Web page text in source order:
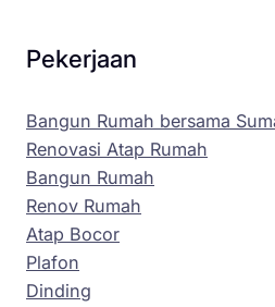
Pekerjaan
Bangun Rumah bersama
Renovasi Atap Rumah
Bangun Rumah
Renov Rumah
Atap Bocor
Plafon
Dinding